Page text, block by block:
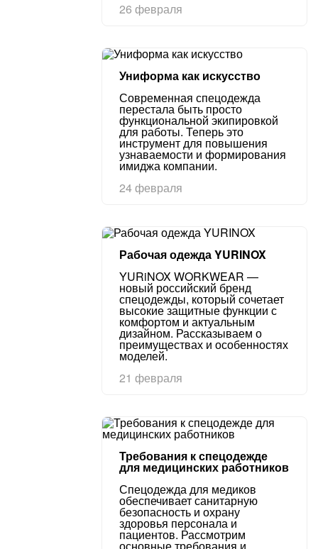
26 февраля
Униформа как искусство
Современная спецодежда
перестала быть просто
функциональной экипировкой
для работы. Теперь это
инструмент для повышения
узнаваемости и формирования
имиджа компании.
24 февраля
Рабочая одежда YURINOX
YURiNOX WORKWEAR —
новый российский бренд
спецодежды, который сочетает
высокие защитные функции с
комфортом и актуальным
дизайном. Рассказываем о
преимуществах и особенностях
моделей.
21 февраля
Требования к спецодежде
для медицинских работников
Спецодежда для медиков
обеспечивает санитарную
безопасность и охрану
здоровья персонала и
пациентов. Рассмотрим